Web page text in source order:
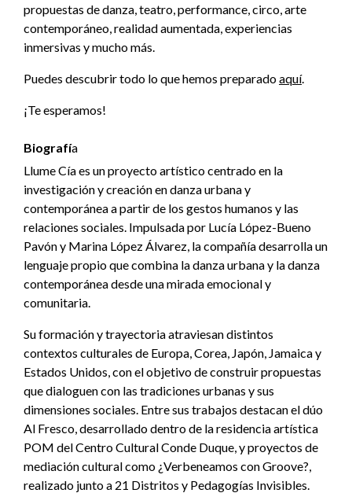
propuestas de danza, teatro, performance, circo, arte
contemporáneo, realidad aumentada, experiencias
inmersivas y mucho más.
Puedes descubrir todo lo que hemos preparadoaquí.
¡Te esperamos!
Biografía
Llume Cía es un proyecto artístico centrado en la
investigación y creación en danza urbana y
contemporánea a partir de los gestos humanos y las
relaciones sociales. Impulsada por Lucía López-Bueno
Pavón y Marina López Álvarez, la compañía desarrolla un
lenguaje propio que combina la danza urbana y la danza
contemporánea desde una mirada emocional y
comunitaria.
Su formación y trayectoria atraviesan distintos
contextos culturales de Europa, Corea, Japón, Jamaica y
Estados Unidos, con el objetivo de construir propuestas
que dialoguen con las tradiciones urbanas y sus
dimensiones sociales. Entre sus trabajos destacan el dúo
Al Fresco, desarrollado dentro de la residencia artística
POM del Centro Cultural Conde Duque, y proyectos de
mediación cultural como ¿Verbeneamos con Groove?,
realizado junto a 21 Distritos y Pedagogías Invisibles.